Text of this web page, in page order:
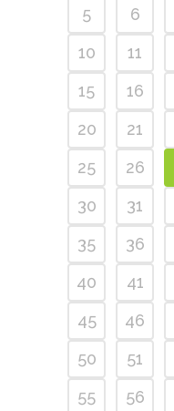
5
6
10
11
15
16
20
21
25
26
30
31
35
36
40
41
45
46
50
51
55
56